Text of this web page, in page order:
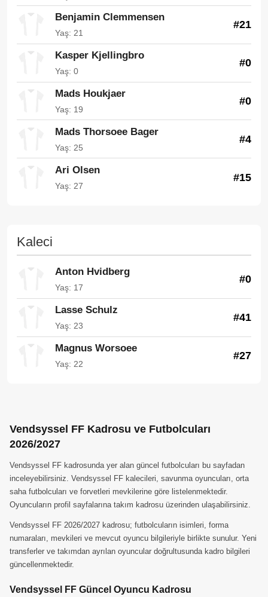
Benjamin Clemmensen
Yaş: 21
#21
Kasper Kjellingbro
Yaş: 0
#0
Mads Houkjaer
Yaş: 19
#0
Mads Thorsoee Bager
Yaş: 25
#4
Ari Olsen
Yaş: 27
#15
Kaleci
Anton Hvidberg
Yaş: 17
#0
Lasse Schulz
Yaş: 23
#41
Magnus Worsoee
Yaş: 22
#27
Vendsyssel FF Kadrosu ve Futbolcuları
2026/2027
Vendsyssel FF kadrosunda yer alan güncel futbolcuları bu sayfadan
inceleyebilirsiniz. Vendsyssel FF kalecileri, savunma oyuncuları, orta
saha futbolcuları ve forvetleri mevkilerine göre listelenmektedir.
Oyuncuların profil sayfalarına takım kadrosu üzerinden ulaşabilirsiniz.
Vendsyssel FF 2026/2027 kadrosu; futbolcuların isimleri, forma
numaraları, mevkileri ve mevcut oyuncu bilgileriyle birlikte sunulur. Yeni
transferler ve takımdan ayrılan oyuncular doğrultusunda kadro bilgileri
güncellenmektedir.
Vendsyssel FF Güncel Oyuncu Kadrosu